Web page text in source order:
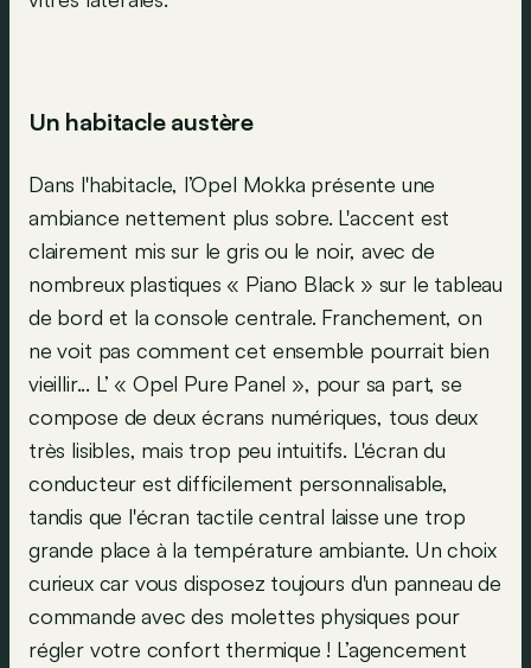
Un habitacle austère
Dans l'habitacle, l’Opel Mokka présente une
ambiance nettement plus sobre. L'accent est
clairement mis sur le gris ou le noir, avec de
nombreux plastiques « Piano Black » sur le tableau
de bord et la console centrale. Franchement, on
ne voit pas comment cet ensemble pourrait bien
vieillir... L’ « Opel Pure Panel », pour sa part, se
compose de deux écrans numériques, tous deux
très lisibles, mais trop peu intuitifs. L'écran du
conducteur est difficilement personnalisable,
tandis que l'écran tactile central laisse une trop
grande place à la température ambiante. Un choix
curieux car vous disposez toujours d'un panneau de
commande avec des molettes physiques pour
régler votre confort thermique ! L’agencement